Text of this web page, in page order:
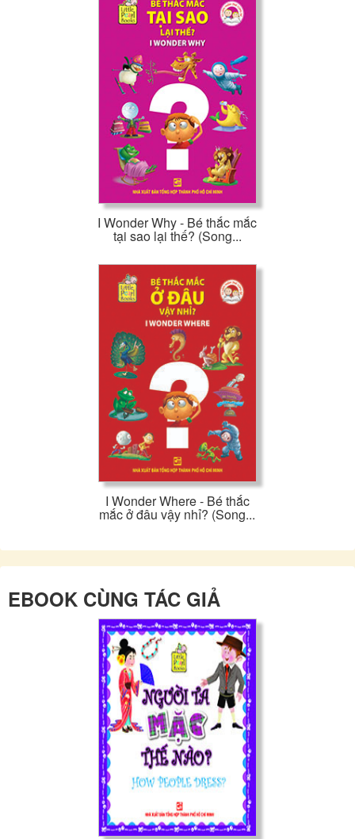
I Wonder Why - Bé thắc mắc
tại sao lại thế? (Song...
I Wonder Where - Bé thắc
mắc ở đâu vậy nhỉ? (Song...
EBOOK CÙNG TÁC GIẢ